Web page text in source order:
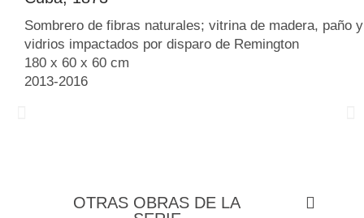
Sombrero de fibras naturales; vitrina de madera, paño y
vidrios impactados por disparo de Remington
180 x 60 x 60 cm
2013-2016
OTRAS OBRAS DE LA